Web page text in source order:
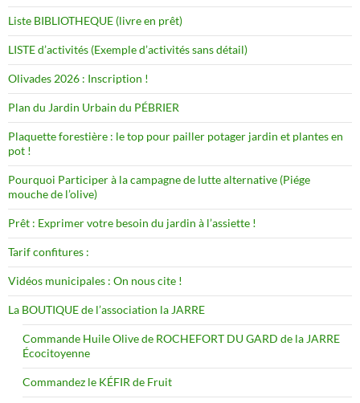
Liste BIBLIOTHEQUE (livre en prêt)
LISTE d’activités (Exemple d’activités sans détail)
Olivades 2026 : Inscription !
Plan du Jardin Urbain du PÉBRIER
Plaquette forestière : le top pour pailler potager jardin et plantes en
pot !
Pourquoi Participer à la campagne de lutte alternative (Piége
mouche de l’olive)
Prêt : Exprimer votre besoin du jardin à l’assiette !
Tarif confitures :
Vidéos municipales : On nous cite !
La BOUTIQUE de l’association la JARRE
Commande Huile Olive de ROCHEFORT DU GARD de la JARRE
Écocitoyenne
Commandez le KÉFIR de Fruit